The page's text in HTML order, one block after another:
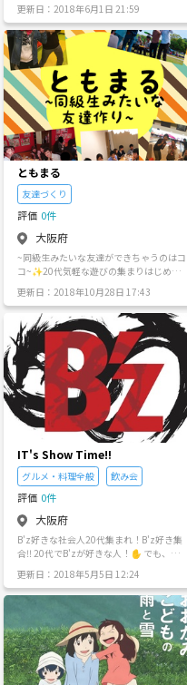
語：仲間 同志 ★15年前位に30歳前後で
数年間幹事として「優しさ 思いやり」を
モットーにして活動してました。 最初は
メンバーは緊張してましたが最後は凄く
仲良くなりめちゃめちゃ盛り上がってワ
イワイ楽しくしてましたよ～。 ★今回ま
たまた遊びサークルを立ち上げました。
新規でメンバーをドンドン大募集中で
す。 ★参加するのに少し不安な新人さん
が居ますが100%安心安全なサークルで
新人のメンバーも良いメンバーばかりで
すし気軽に参加して下さいね～ ★男女30
歳～50歳までの方限定大募集です。 ★最
近新人男女メンバー増えましたよ～ ★更
に幹事やサブ幹事を一緒に手伝ってくれ
る男女2～3人も同時大募集(まだ決まって
ないので特に募集してます) ★もちろん昔
「CAMARADE」メンバーやった男女メン
バーも参加大歓迎です。 ★現時点数人昔
のメンバーも参加します。 ★会費無料 遊
び食事等自費 ★活動 平日夜 土曜日 昼&夜
月数回 ★童心にかえると言うか若い頃に
戻り学生の頃のようにワイワイガヤガヤ
とはしゃぎたい・喋り好き・人見知りの
方でもOK・一人参加や友達と一緒に参加
も大歓迎です。 ★昔もしてましたが 食事
(ファミレス.居酒屋) カラオケ ボーリング
タコパ 鍋パ 素麺流し 串カツ 鉄板焼き チ
ーズフォンデュ 新年会 忘年会 クリスマス
会 誕生日会 花火 バーベキュー キャンプ
海 山 流星群 初詣 花火大会 遊園地 旅行 ゲ
ーム ドッチボール 長縄飛び 淀川パターゴ
ルフ ルミナリエ 南京町 神戸モザイクガー
デン 淡路島 道の駅淡路 せんべいの里 五
色浜 琵琶湖 信楽 赤目四十八滝 谷瀬の吊
り橋 造幣局&吉野桜 奈良公園 伊勢神宮 鳥
取砂丘 大晦日カウントダウン等他まだま
だ多数行きました。 『お断り』 ・男女恋
ドレス ラインID 連絡先交換 (揉めたりト
ラブル防止の為) ・一般常識が無い 基本
的な挨拶礼儀が無い方 年上には敬語(同じ
年齢や下の歳なら敬語無しでOK) ・言葉
悪い 誹謗中傷 ・ナンパ ヤリモク ・宗教
勧誘行為 等 上に記載した方やふさわしく
無い方はお断りや辞めて頂きます。 ★問
い合わせの際は ①住み場所(大阪の何処
か？) ②性別 年齢 ③色々ご質問等 ※忘れ
ずに必ずご記入宜しくお願いします。
色々長々と記載しましたが気軽に参加し
更新日：2018年6月1日 21:59
ともまる
友達づくり
評価 0件
大阪府
~同級生みたいな友達ができちゃうのはコ
コ~✨20代気軽な遊びの集まりはじめま
グ・水鉄砲合戦・ゲーム会・料理会 ＊＊
＊＊＊＊＊＊＊＊＊＊＊ ~社会人になっ
て友達はできましたか？~ 友◎(ともまる)
は、20～30歳の大阪を中心に活動する友
達作りを目的とした社会人サークル！✨
他サークルにはない独自の仕組みがある
学生時代のサークルに似た集まりをはじ
めました！ 同級みたいな友達ができるの
は、ココ ともまる だけ❗️ リピーター率
が高く、日本一満足度の高い社会人サー
クルをモットーに★ ●飲み会、交流会、
アウトドア、インドアなど楽しいイベン
ト満載。 ●年会費・登録費不要。 リーズ
ナブルな参加費だけで自由に参加して頂
けます。 ●街コンや、コンパの硬い雰囲
気が苦手な方、穏やかな友達作り始めま
せんか！？ ​ 大勢の前での自己紹介など小
っ恥ずかしいものはありません(笑) 参加
義務もないので、お暇なときにふらっと
遊びに来てください★ ◎参加時期ごとで
グループとするので【全員がはじめまし
てのスタート】 現在 3期生 30名様のご応
募 【男43%:女67% 平均年齢24.7歳】
☆POINT① 友◎は断じてビジネスやマル
チ商法ではありませーーーん！笑 ☆POIN
T② 募集期間を4ヶ月ごとにすることで、
みんなが新メンバー！ 内輪感がなく、は
じめから気軽に楽しめます✨ 【3期生】
募集期間：2017.9月まで！ ☆POINT③
更新日：2018年10月28日 17:43
IT's Show Time‼️
グルメ・料理全般 飲み会
評価 0件
大阪府
B'z好きな社会人20代集まれ！B'z好き集
合‼️ 20代でB'zが好きな人！✋ でも、周
飲んでB'zトークしましょ🎶 ☆☆☆☆☆
☆☆☆☆☆☆☆☆☆☆☆ 20代で社会人の
方中心で飲みます🎶 B'zで盛り上がって
B'z友達増やしましょー^_^ ☆☆☆☆☆☆
☆☆☆☆☆☆☆☆☆☆ 詳細はLINEでお伝
えしますのでメッセージ下さい‼️ メッセ
ージ下さる場合は ・年齢 ・お仕事 ・出身
を付けて下さい！ 質問なども受け付けて
更新日：2018年5月5日 12:24